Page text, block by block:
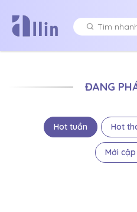
ĐANG
Hot tuần Hot
Mới